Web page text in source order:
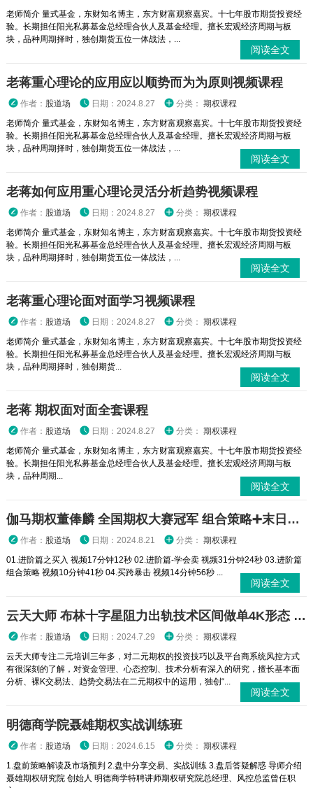
老师简介 量式基金，东财知名博主，东方财富观察嘉宾。十七年股市期货投资经
验。长期担任阳光私募基金总经理合伙人及基金经理。擅长宏观经济周期与板
块，品种周期择时，独创期货五位一体战法，...
阅读全文
老蒋重心理论的应用应以顺势而为为原则视频课程
作者： 股道场 日期：2024.8.27 分类： 期权课程
老师简介 量式基金，东财知名博主，东方财富观察嘉宾。十七年股市期货投资经
验。长期担任阳光私募基金总经理合伙人及基金经理。擅长宏观经济周期与板
块，品种周期择时，独创期货五位一体战法，...
阅读全文
老蒋如何应用重心理论灵活分析趋势视频课程
作者： 股道场 日期：2024.8.27 分类： 期权课程
老师简介 量式基金，东财知名博主，东方财富观察嘉宾。十七年股市期货投资经
验。长期担任阳光私募基金总经理合伙人及基金经理。擅长宏观经济周期与板
块，品种周期择时，独创期货五位一体战法，...
阅读全文
老蒋重心理论面对面学习视频课程
作者： 股道场 日期：2024.8.27 分类： 期权课程
老师简介 量式基金，东财知名博主，东方财富观察嘉宾。十七年股市期货投资经
验。长期担任阳光私募基金总经理合伙人及基金经理。擅长宏观经济周期与板
块，品种周期择时，独创期货...
阅读全文
老蒋 期权面对面全套课程
作者： 股道场 日期：2024.8.27 分类： 期权课程
老师简介 量式基金，东财知名博主，东方财富观察嘉宾。十七年股市期货投资经
验。长期担任阳光私募基金总经理合伙人及基金经理。擅长宏观经济周期与板
块，品种周期...
阅读全文
伽马期权董俸麟 全国期权大赛冠军 组合策略➕末日轮视频课程
作者： 股道场 日期：2024.8.21 分类： 期权课程
01.进阶篇之买入 视频17分钟12秒 02.进阶篇-学会卖 视频31分钟24秒 03.进阶篇
组合策略 视频10分钟41秒 04.买跨暴击 视频14分钟56秒 ...
阅读全文
云天大师 布林十字星阻力出轨技术区间做单4K形态 二元期权外汇实战培训视频课程
作者： 股道场 日期：2024.7.29 分类： 期权课程
云天大师专注二元培训三年多，对二元期权的投资技巧以及平台商系统风控方式
有很深刻的了解，对资金管理、心态控制、技术分析有深入的研究，擅长基本面
分析、裸K交易法、趋势交易法在二元期权中的运用，独创“...
阅读全文
明德商学院聂雄期权实战训练班
作者： 股道场 日期：2024.6.15 分类： 期权课程
1.盘前策略解读及市场预判 2.盘中分享交易、实战训练 3.盘后答疑解惑 导师介绍
聂雄期权研究院 创始人 明德商学特聘讲师期权研究院总经理、风控总监曾任职